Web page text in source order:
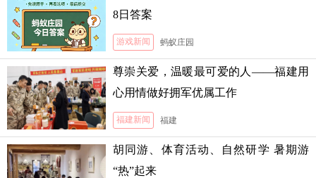
8日答案
游戏新闻 蚂蚁庄园
尊崇关爱，温暖最可爱的人——福建用
心用情做好拥军优属工作
福建新闻 福建
胡同游、体育活动、自然研学 暑期游
“热”起来